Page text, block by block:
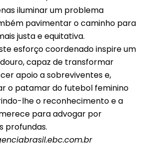
iluminar um problema
pavimentar o caminho para
justa e equitativa.
esforço coordenado inspire um
capaz de transformar
apoio a sobreviventes e,
o patamar do futebol feminino
lhe o reconhecimento e a
para advogar por
profundas.